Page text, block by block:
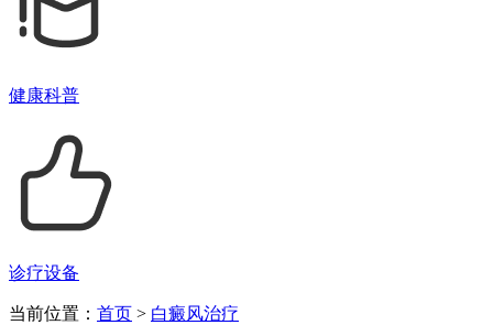
健康科普
诊疗设备
当前位置： 首页 > 白癜风治疗